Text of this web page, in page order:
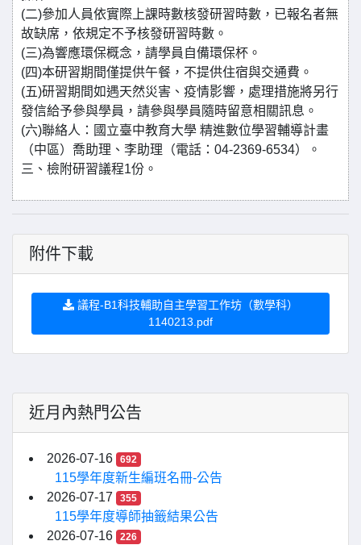
(二)參加人員依實際上課時數核發研習時數，已報名者無
故缺席，依規定不予核發研習時數。
(三)為響應環保概念，請學員自備環保杯。
(四)本研習期間僅提供午餐，不提供住宿與交通費。
(五)研習期間如遇天然災害、疫情影響，處理措施將另行
發信給予參與學員，請參與學員隨時留意相關訊息。
(六)聯絡人：國立臺中教育大學 精進數位學習輔導計畫
（中區）喬助理、李助理（電話：04-2369-6534）。
三、檢附研習議程1份。
附件下載
議程-B1科技輔助自主學習工作坊（數學科）
1140213.pdf
近月內熱門公告
2026-07-16 692
115學年度新生編班名冊-公告
2026-07-17
355
115學年度導師抽籤結果公告
2026-07-16
226